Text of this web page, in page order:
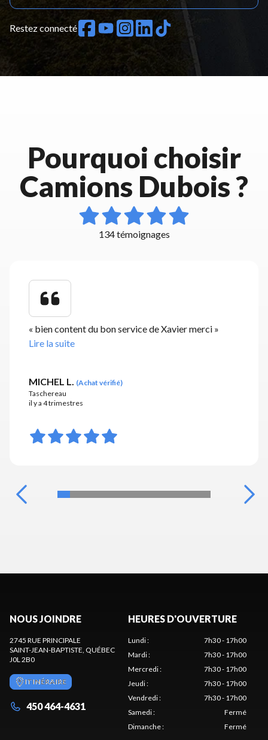
Restez connecté
Pourquoi choisir
Camions Dubois ?
134 témoignages
« bien content du bon service de Xavier merci »
Lire la suite
MICHEL L. (Achat vérifié)
Taschereau
il y a 4 trimestres
NOUS JOINDRE
2745 RUE PRINCIPALE
SAINT-JEAN-BAPTISTE , QUÉBEC
J0L 2B0
ITINÉRAIRE
450 464-4631
HEURES D'OUVERTURE
Lundi:
7h30 - 17h00
Mardi:
7h30 - 17h00
Mercredi:
7h30 - 17h00
Jeudi:
7h30 - 17h00
Vendredi:
7h30 - 17h00
Samedi:
Fermé
Dimanche: Fermé